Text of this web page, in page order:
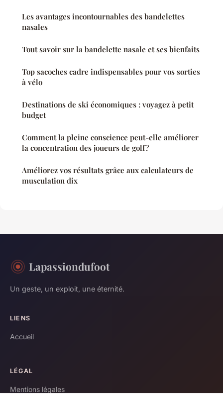
Les avantages incontournables des bandelettes
nasales
Tout savoir sur la bandelette nasale et ses bienfaits
Top sacoches cadre indispensables pour vos sorties
à vélo
Destinations de ski économiques : voyagez à petit
budget
Comment la pleine conscience peut-elle améliorer
la concentration des joueurs de golf?
Améliorez vos résultats grâce aux calculateurs de
musculation dix
Lapassiondufoot
Un geste, un exploit, une éternité.
LIENS
Accueil
LÉGAL
Mentions légales